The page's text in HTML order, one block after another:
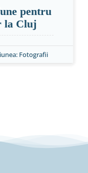
pentru
la Cluj
Fotografii